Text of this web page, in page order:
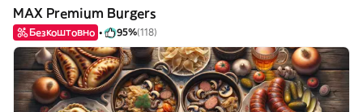
MAX Premium Burgers
Безкоштовно 95%(118)